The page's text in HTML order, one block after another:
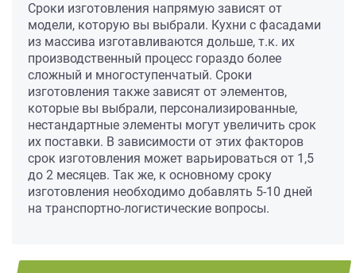
Сроки изготовления напрямую зависят от
модели, которую вы выбрали. Кухни с фасадами
из массива изготавливаются дольше, т.к. их
производственный процесс гораздо более
сложный и многоступенчатый. Сроки
изготовления также зависят от элементов,
которые вы выбрали, персонализированные,
нестандартные элементы могут увеличить срок
их поставки. В зависимости от этих факторов
срок изготовления может варьироваться от 1,5
до 2 месяцев. Так же, к основному сроку
изготовления необходимо добавлять 5-10 дней
на транспортно-логистические вопросы.